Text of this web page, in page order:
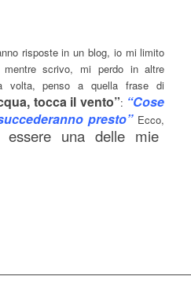
risposte in un blog, io mi limito
scrivo, mi perdo in altre
volta, penso a quella frase di
tocca il vento”: “Cose
presto” Ecco,
essere una delle mie